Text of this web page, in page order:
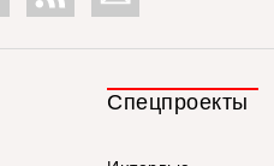
Спецпроекты